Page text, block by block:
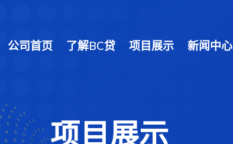
公司首页 了解BC贷 项目展示 新闻中心